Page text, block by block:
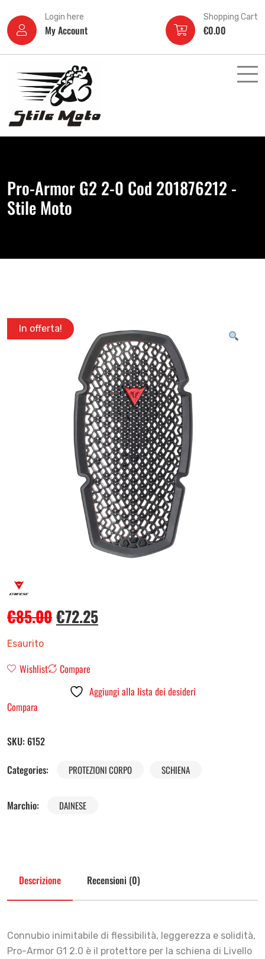
Login here
My Account
Shopping Cart
€0.00
Pro-Armor G2 2-0 Cod 201876212 -
Stile Moto
In offerta!
€85.00€72.25
Esaurito
Wishlist
Compare
Aggiungi alla lista dei desideri
Compara
SKU: 6152
Categories:
PROTEZIONI CORPO SCHIENA
Marchio: DAINESE
Descrizione Recensioni (0)
Connubio inimitabile di flessibilità, leggerezza e solidità,
Pro-Armor G1 2.0 è il protettore per la schiena di Livello